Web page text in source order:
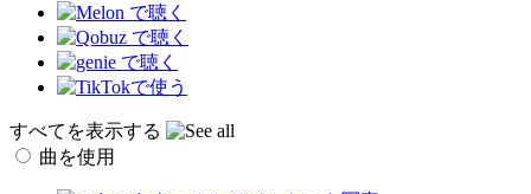
すべてを表示する
曲を使用